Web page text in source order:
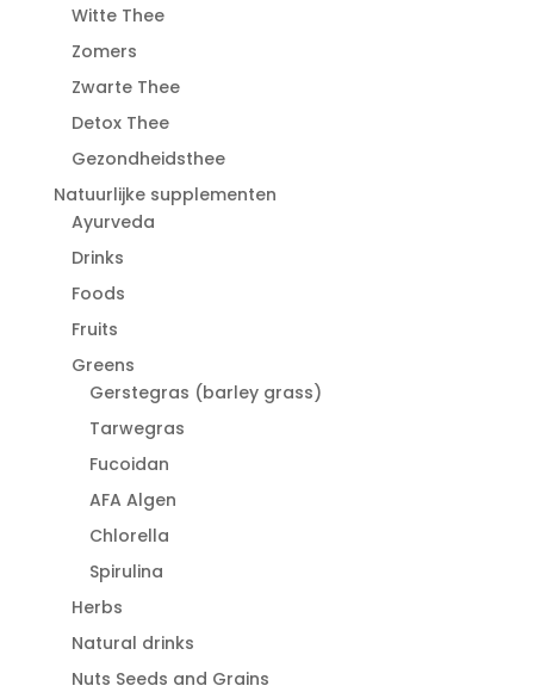
Witte Thee
Zomers
Zwarte Thee
Detox Thee
Gezondheidsthee
Natuurlijke supplementen
Ayurveda
Drinks
Foods
Fruits
Greens
Gerstegras (barley grass)
Tarwegras
Fucoidan
AFA Algen
Chlorella
Spirulina
Herbs
Natural drinks
Nuts Seeds and Grains